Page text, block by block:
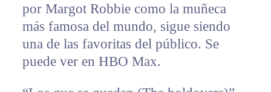
por Margot Robbie como la muñeca
más famosa del mundo, sigue siendo
una de las favoritas del público. Se
puede ver en HBO Max.